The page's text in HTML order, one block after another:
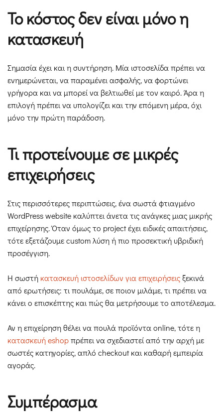
Το κόστος δεν είναι μόνο η
κατασκευή
Σημασία έχει και η συντήρηση. Μία ιστοσελίδα πρέπει να
ενημερώνεται, να παραμένει ασφαλής, να φορτώνει
γρήγορα και να μπορεί να βελτιωθεί με τον καιρό. Άρα η
επιλογή πρέπει να υπολογίζει και την επόμενη μέρα, όχι
μόνο την πρώτη παράδοση.
Τι προτείνουμε σε μικρές
επιχειρήσεις
Στις περισσότερες περιπτώσεις, ένα σωστά φτιαγμένο
WordPress website καλύπτει άνετα τις ανάγκες μιας μικρής
επιχείρησης. Όταν όμως το project έχει ειδικές απαιτήσεις,
τότε εξετάζουμε custom λύση ή πιο προσεκτική υβριδική
προσέγγιση.
Η σωστή κατασκευή ιστοσελίδων για επιχειρήσειςξεκινά
από ερωτήσεις: τι πουλάμε, σε ποιον μιλάμε, τι πρέπει να
κάνει ο επισκέπτης και πώς θα μετρήσουμε το αποτέλεσμα.
Αν η επιχείρηση θέλει να πουλά προϊόντα online, τότε η
κατασκευή eshopπρέπει να σχεδιαστεί από την αρχή με
σωστές κατηγορίες, απλό checkout και καθαρή εμπειρία
αγοράς.
Συμπέρασμα